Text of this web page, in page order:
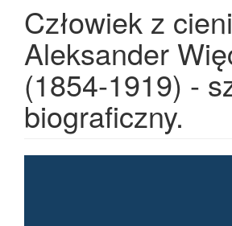
Człowiek z
Aleksander
(1854-1919) -
biograficzny.